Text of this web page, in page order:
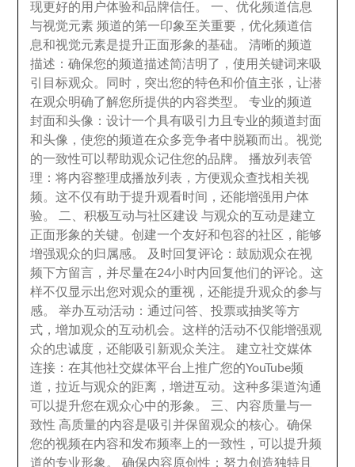
现更好的用户体验和品牌信任。一 、优化频道信息
与视觉元素 频道的第一印象至关重要 ，优化频道信
息和视觉元素是提升正面形象的基础。清晰的频道
描述 ：确保您的频道描述简洁明了 ，使用关键词来吸
引目标观众。 同时 ， 突出您的特色和价值主张 ，让潜
在观众明确了解您所提供的内容类型。专业的频道
封面和头像 ：设计一个具有吸引力且专业的频道封面
和头像 ，使您的频道在众多竞争者中脱颖而出 。视觉
的一致性可以帮助观众记住您的品牌。播放列表管
理 ：将内容整理成播放列表 ，方便观众查找相关视
频。这不仅有助于提升观看时间 ，还能增强用户体
验。 二 、积极互动与社区建设 与观众的互动是建立
正面形象的关键。创建一个友好和包容的社区 ，能够
增强观众的归属感。 及时回复评论 ：鼓励观众在视
频下方留言 ， 并尽量在24小时内回复他们的评论。这
样不仅显示出您对观众的重视 ，还能提升观众的参与
感。举办互动活动 ：通过问答 、投票或抽奖等方
式 ，增加观众的互动机会。这样的活动不仅能增强观
众的忠诚度 ，还能吸引新观众关注。 建立社交媒体
连接 ：在其他社交媒体平台上推广您的YouTube频
道 ，拉近与观众的距离 ，增进互动。这种多渠道沟通
可以提升您在观众心中的形象 。 三
内容质量与一
致性 高质量的内容是吸引并保留观众的核心。确保
您的视频在内容和发布频率上的一致性 ， 可以提升频
道的专业形象 。确保内容原创性 ： 努力创造独特且